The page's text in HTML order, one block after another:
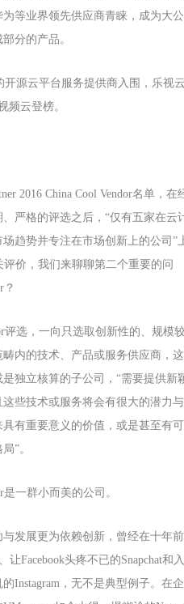
等业界领先供应商青睐，成为大公
分的产品。
开源云平台服务提供商入围，乐视
频云登榜。
2016 China Cool Vendor名单，在
严格的评选之后，“仅有五家在云
趋势并专注在市场创新上的公司”
价，我们来聊聊第二个重要的问
评选，一向只选取创新性的、规模
内的技术、产品或服务供应商，这
独立核算的子公司，“需要提供新
些技术或服务将会有很大的潜力与
有重要意义的价值，或是甚至有可
”。
一群小而美的公司。
发展更为依赖创新，曾经在十年前
让Facebook头疼不已的Snapchat和入
Instagram，无不是典型例子。在企